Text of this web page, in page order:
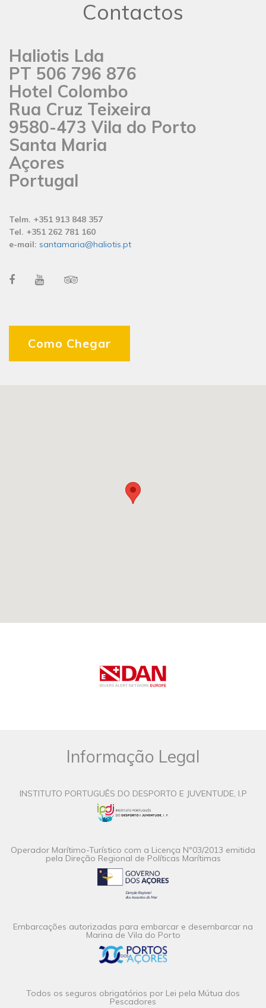
Contactos
Haliotis Lda
PT 506 796 876
Hotel Colombo
Rua Cruz Teixeira
9580-473 Vila do Porto
Santa Maria
Açores
Portugal
Telm. +351 913 848 357
Tel. +351 262 781 160
e-mail: santamaria@haliotis.pt
Como Chegar
Informação Legal
INSTITUTO PORTUGUÊS DO DESPORTO E JUVENTUDE, I.P
Operador Marítimo-Turístico com a Licença Nº03/2013 emitida
pela Direção Regional de Políticas Marítimas
Embarcações autorizadas para embarcar e desembarcar na
Marina de Vila do Porto
Todos os seguros obrigatórios por Lei pela Mútua dos
Pescadores